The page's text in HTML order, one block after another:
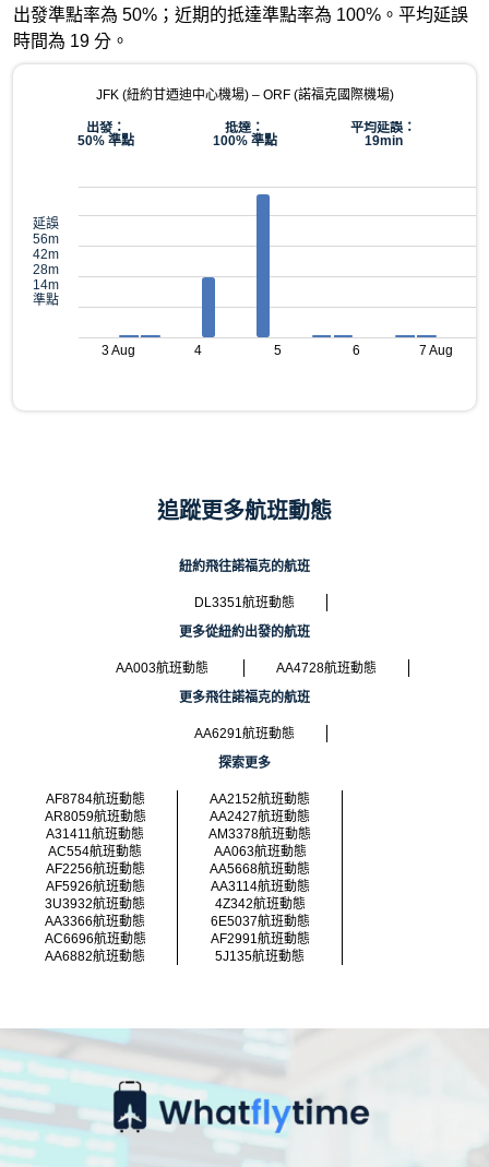
出發準點率為 50%；近期的抵達準點率為 100%。平均延誤
時間為 19 分。
JFK (紐約甘迺迪中心機場) – ORF (諾福克國際機場)
出發：
50% 準點
抵達：
100% 準點
平均延誤：
19min
延誤
56m
42m
28m
14m
準點
3 Aug 4 5 6 7 Aug
追蹤更多航班動態
紐約飛往諾福克的航班
DL3351航班動態
更多從紐約出發的航班
AA003航班動態
AA4728航班動態
更多飛往諾福克的航班
AA6291航班動態
探索更多
AF8784航班動態
AA2152航班動態
AR8059航班動態
AA2427航班動態
A31411航班動態
AM3378航班動態
AC554航班動態
AA063航班動態
AF2256航班動態
AA5668航班動態
AF5926航班動態
AA3114航班動態
3U3932航班動態
4Z342航班動態
AA3366航班動態
6E5037航班動態
AC6696航班動態
AF2991航班動態
AA6882航班動態
5J135航班動態